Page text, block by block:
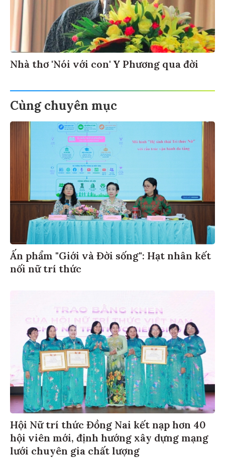
Nhà thơ 'Nói với con' Y Phương qua đời
Cùng chuyên mục
Ấn phẩm "Giới và Đời sống": Hạt nhân kết
nối nữ trí thức
Hội Nữ trí thức Đồng Nai kết nạp hơn 40
hội viên mới, định hướng xây dựng mạng
lưới chuyên gia chất lượng